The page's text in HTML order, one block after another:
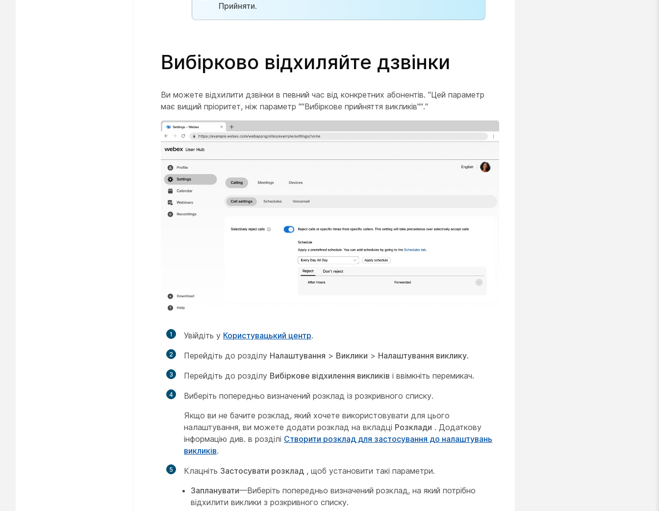
Прийняти.
Вибірково відхиляйте дзвінки
Ви можете відхилити дзвінки в певний час від конкретних абонентів. "Цей параметр
має вищий пріоритет, ніж параметр ""Вибіркове прийняття викликів""."
1 Увійдіть у Користувацький центр.
2 Перейдіть до розділу Налаштування > Виклики > Налаштування виклику.
3 Перейдіть до розділу Вибіркове відхилення викликів і ввімкніть перемикач.
4
Виберіть попередньо визначений розклад із розкривного списку.
Якщо ви не бачите розклад, який хочете використовувати для цього
налаштування, ви можете додати розклад на вкладці Розклади . Додаткову
інформацію див. в розділі Створити розклад для застосування до налаштувань
викликів.
5 Клацніть Застосувати розклад , щоб установити такі параметри.
Запланувати—Виберіть попередньо визначений розклад, на який потрібно
відхилити виклики з розкривного списку.